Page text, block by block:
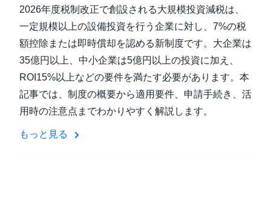
2026年度税制改正で創設される大規模投資減税は、
一定規模以上の設備投資を行う企業に対し、7%の税
額控除または即時償却を認める新制度です。大企業は
35億円以上、中小企業は5億円以上の投資に加え、
ROI15%以上などの要件を満たす必要があります。本
記事では、制度の概要から適用要件、申請手続き、活
用時の注意点までわかりやすく解説します。
もっと見る